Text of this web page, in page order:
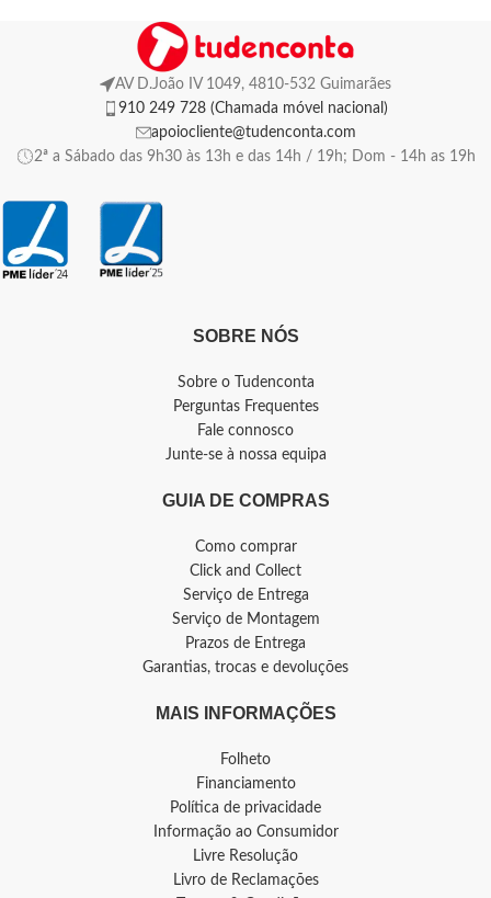
AV D.João IV 1049, 4810-532 Guimarães
910 249 728 (Chamada móvel nacional)
apoiocliente@tudenconta.com
2ª a Sábado das 9h30 às 13h e das 14h / 19h; Dom - 14h as 19h
SOBRE NÓS
Sobre o Tudenconta
Perguntas Frequentes
Fale connosco
Junte-se à nossa equipa
GUIA DE COMPRAS
Como comprar
Click and Collect
Serviço de Entrega
Serviço de Montagem
Prazos de Entrega
Garantias, trocas e devoluções
MAIS INFORMAÇÕES
Folheto
Financiamento
Política de privacidade
Informação ao Consumidor
Livre Resolução
Livro de Reclamações